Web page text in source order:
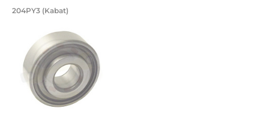
Подшипник 16х45,2х18,67/15,4 мм,
204PY3 (Kabat)